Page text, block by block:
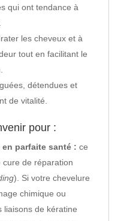
qui ont tendance à
les cheveux et à
tout en facilitant le
détendues et
de vitalité.
pour :
parfaite santé : ce
de réparation
). Si votre chevelure
chimique ou
liaisons de kératine